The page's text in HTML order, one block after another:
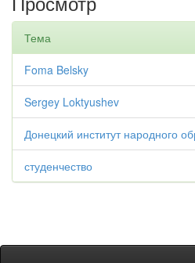
Тема
Foma Belsky
Sergey Loktyushev
Донецкий институт народного
студенчество